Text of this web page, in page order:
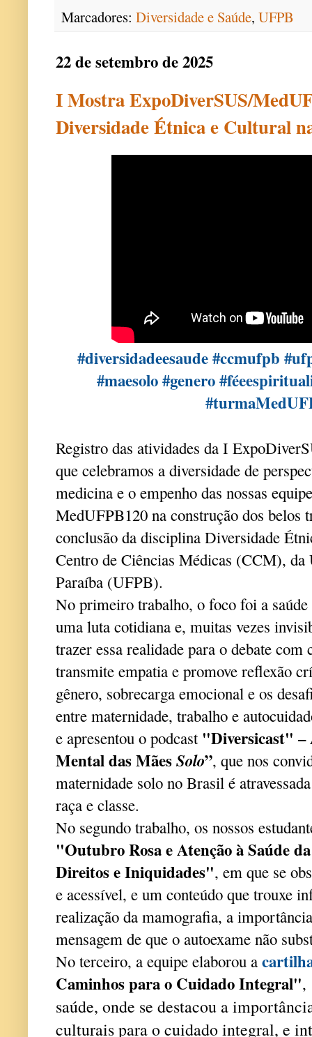
Marcadores: Diversidade e Saúde, UFPB
22 de setembro de 2025
I Mostra ExpoDiverSUS/
Diversidade Étnica e Cultural
#diversidadeesaude #ccmufpb
#maesolo #genero
Registro das atividades da I
que celebramos a diversidade de
medicina e o empenho das nossas
MedUFPB120 na construção dos belos
conclusão da disciplina Diversidade
Centro de Ciências Médicas (CCM), da
Paraíba (UFPB).
No primeiro trabalho, o foco foi a
uma luta cotidiana e, muitas vezes
trazer essa realidade para o debate
transmite empatia e promove reflexão
gênero, sobrecarga emocional e os
entre maternidade, trabalho e
e apresentou o podcast "Diversicast" –
Mental das MãesSolo”, que nos
maternidade solo no Brasil é
raça e classe.
No segundo trabalho, os nossos
"Outubro Rosa e Atenção à Saúde
Direitos e Iniquidades", em que se
e acessível, e um conteúdo que trouxe
realização da mamografia, a
mensagem de que o autoexame não
No terceiro, a equipe elaborou a
Caminhos para o Cuidado Integral",
saúde, onde se destacou a
culturais para o cuidado integral, e